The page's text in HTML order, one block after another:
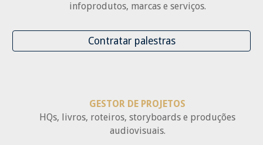
infoprodutos, marcas e serviços.
Contratar palestras
GESTOR DE PROJETOS
HQs, livros, roteiros, storyboards e produções
audiovisuais.